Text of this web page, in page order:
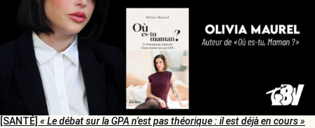
[SANTÉ] « Le débat sur la GPA n’est pas théorique : il est déjà en cours »